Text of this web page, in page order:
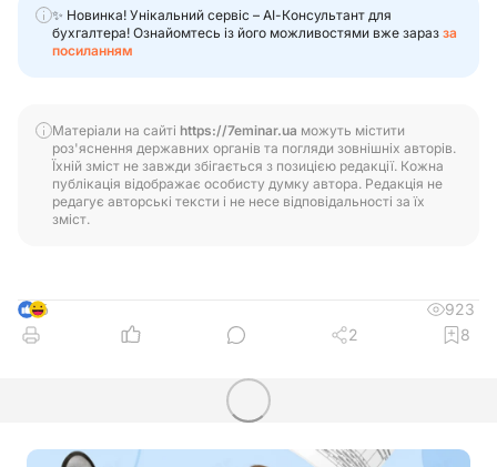
✨ Новинка! Унікальний сервіс – АІ-Консультант для
бухгалтера! Ознайомтесь із його можливостями вже зараз за
посиланням
Матеріали на сайті https://7eminar.ua можуть містити
роз'яснення державних органів та погляди зовнішніх авторів.
Їхній зміст не завжди збігається з позицією редакції. Кожна
публікація відображає особисту думку автора. Редакція не
редагує авторські тексти і не несе відповідальності за їх
зміст.
6
923
2
8